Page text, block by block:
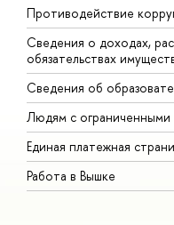
Противодействие
Сведения о доходах,
обязательствах
Сведения об
Людям с ограниченными
Единая платежная
Работа в Вышке